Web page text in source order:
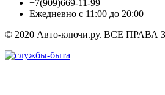
+7(909)669-11-99
Ежедневно с 11:00 до 20:00
© 2020 Авто-ключи.ру. ВСЕ